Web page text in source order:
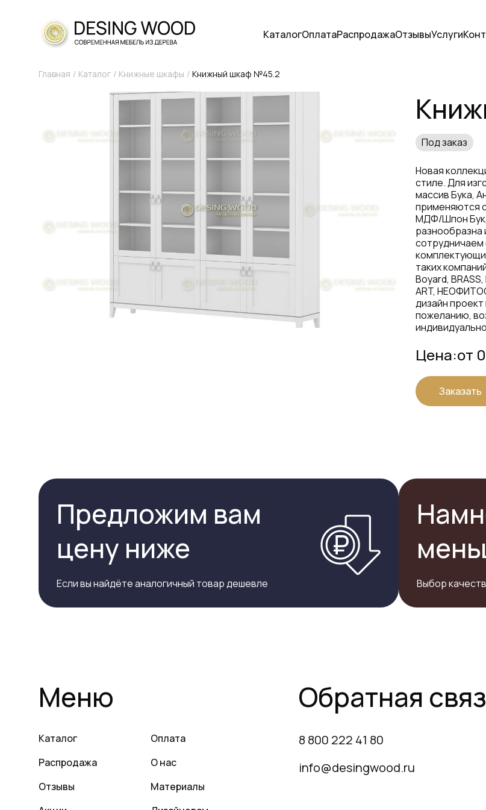
КаталогОплатаРаспродажаОтзывыУслуги
Главная Каталог Книжные шкафы Книжный шкаф №45.2
Под заказ
Новая
стиле. Для
массив Бука,
применяются
МДФ/Шпон Бук,
разнообразна
таких
Boyard,
ART,
дизайн
пожеланию,
Цена:от
Заказать
Предложим вам
цену ниже
Если вы найдёте аналогичный товар дешевле Выбор
Меню
Каталог
Распродажа
Отзывы
Оплата
О нас
Материалы
Обратная
8 800 222 41 80
info@desingwood.ru